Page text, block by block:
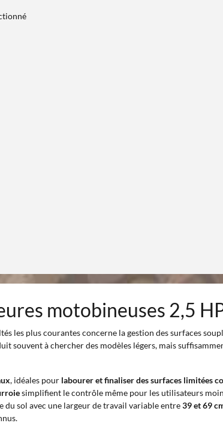
motobineuses 2,5
les plus courantes concerne la gestion des surfaces
souvent à chercher des modèles légers, mais
, idéales pour labourer et finaliser des surfaces limitées
simplifient le contrôle même pour les utilisateurs
sol avec une largeur de travail variable entre39 et 69